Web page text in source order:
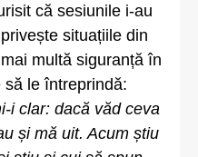
că sesiunile i-au
situațiile din
multă siguranță în
le întreprindă:
i clar: dacă văd ceva
și mă uit. Acum știu